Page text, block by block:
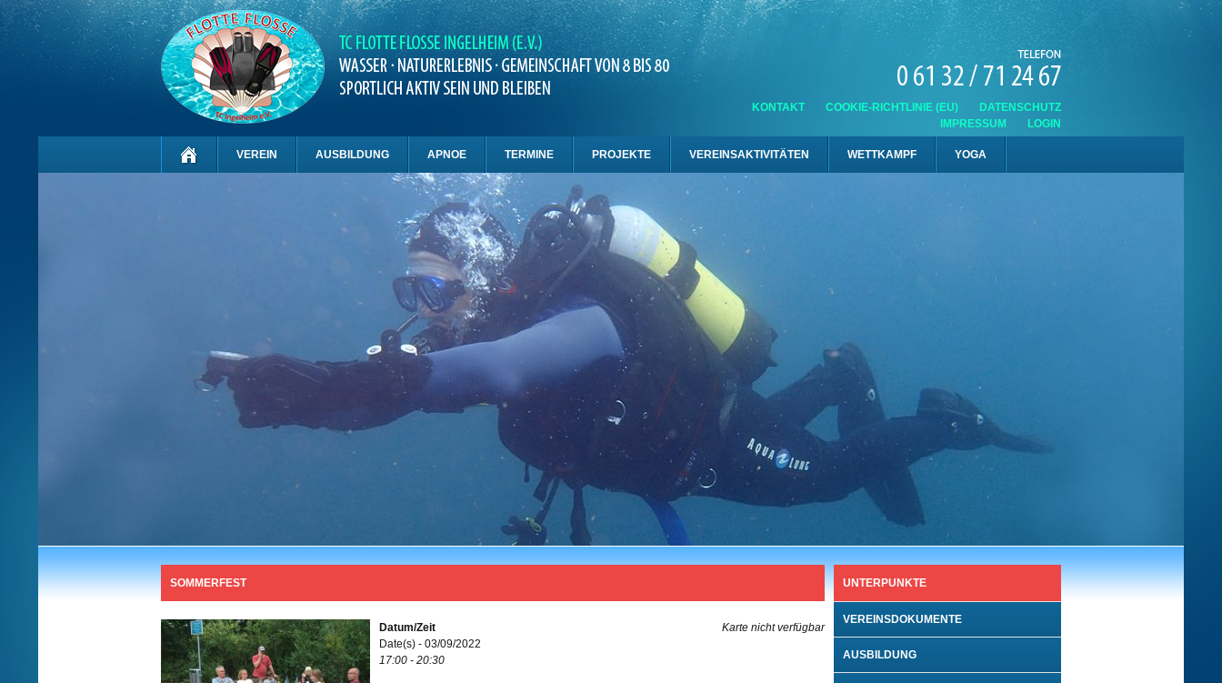
KONTAKT COOKIE-RICHTLINIE (EU)
DATENSCHUTZ
IMPRESSUM
LOGIN
VEREIN AUSBILDUNG APNOE TERMINE PROJEKTE VEREINSAKTIVITÄTEN WETTKAMPF YOGA
SOMMERFEST
Karte nicht verfügbar
Datum/Zeit
Date(s) - 03/09/2022
17:00 - 20:30
UNTERPUNKTE
VEREINSDOKUMENTE
AUSBILDUNG